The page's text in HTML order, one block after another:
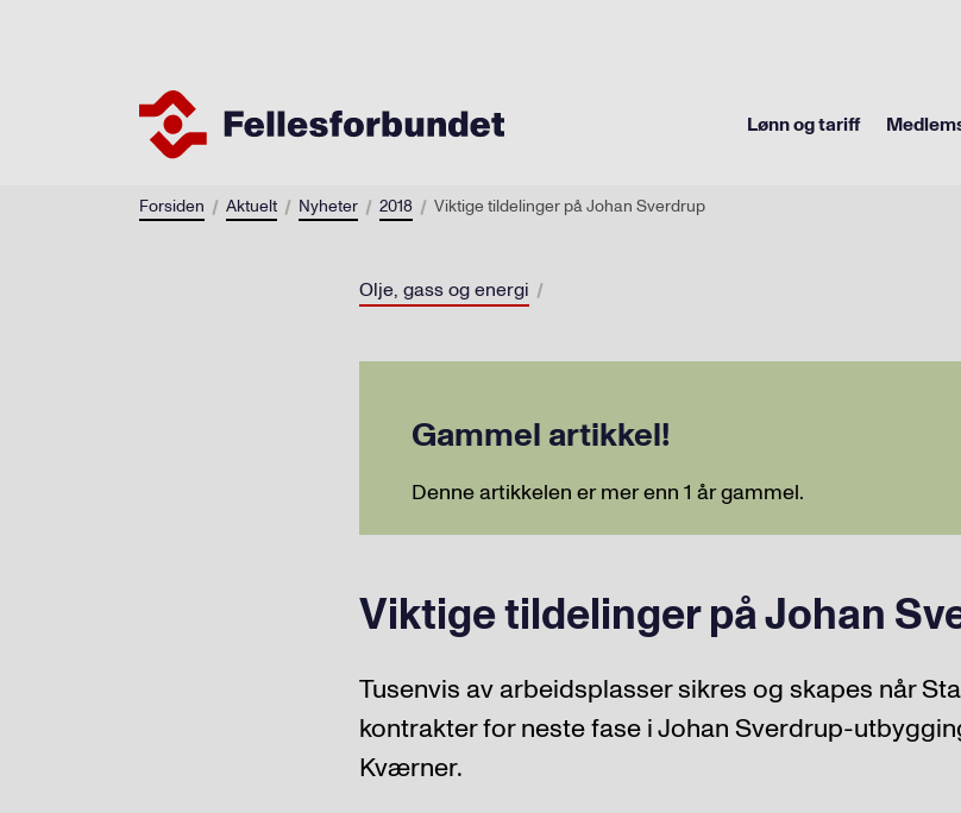
Lønn og tariff
Forsiden Aktuelt Nyheter 2018 Viktige tildelinger på Johan Sverdrup
Olje, gass og energi
Gammel artikkel!
Denne artikkelen er mer enn 1 år gammel.
Viktige tildelinger på Johan
Tusenvis av arbeidsplasser sikres og skapes når
kontrakter for neste fase i Johan Sverdrup-
Kværner.